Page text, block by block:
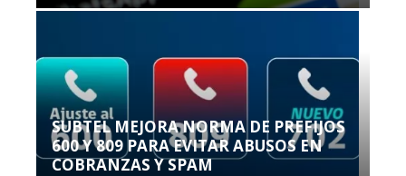
SUBTEL MEJORA NORMA DE PREFIJOS
600 Y 809 PARA EVITAR ABUSOS EN
COBRANZAS Y SPAM